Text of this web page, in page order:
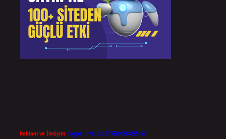
Reklam ve İletişim: Skype: live:.cid.575569c608265c69